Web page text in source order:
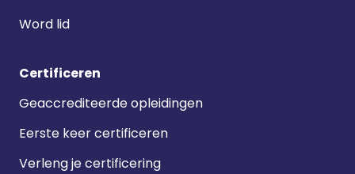
Word lid
Certificeren
Geaccrediteerde opleidingen
Eerste keer certificeren
Verleng je certificering